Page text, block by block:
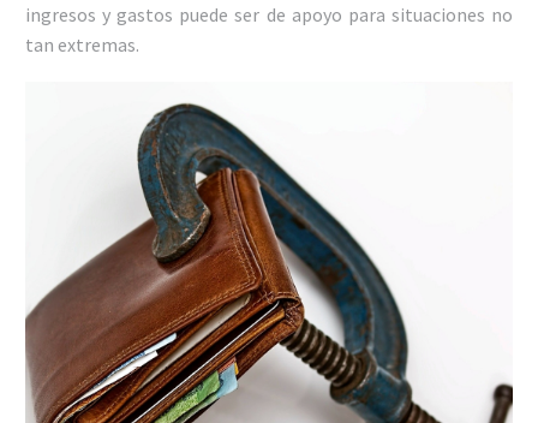
ingresos y gastos puede ser de apoyo para situaciones no
tan extremas.